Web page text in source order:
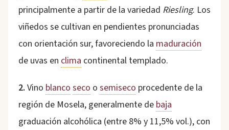
principalmente a partir de la variedad Riesling. Los
viñedos se cultivan en pendientes pronunciadas
con orientación sur, favoreciendo la maduración
de uvas en clima continental templado.
2. Vino blanco seco o semiseco procedente de la
región de Mosela, generalmente de baja
graduación alcohólica (entre 8% y 11,5% vol.), con